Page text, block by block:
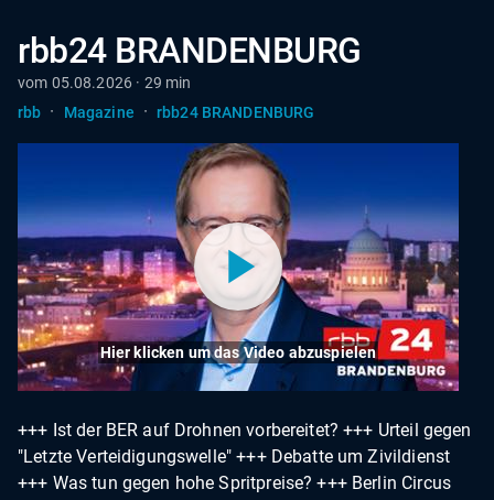
rbb24 BRANDENBURG
vom 05.08.2026 · 29 min
rbb · Magazine · rbb24 BRANDENBURG
Hier klicken um das Video abzuspielen
+++ Ist der BER auf Drohnen vorbereitet? +++ Urteil gegen
"Letzte Verteidigungswelle" +++ Debatte um Zivildienst
+++ Was tun gegen hohe Spritpreise? +++ Berlin Circus